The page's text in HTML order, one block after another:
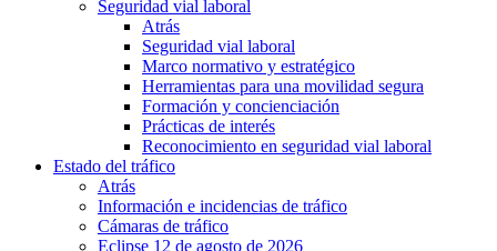
Seguridad vial laboral
Atrás
Seguridad vial laboral
Marco normativo y estratégico
Herramientas para una movilidad segura
Formación y concienciación
Prácticas de interés
Reconocimiento en seguridad vial laboral
Estado del tráfico
Atrás
Información e incidencias de tráfico
Cámaras de tráfico
Eclipse 12 de agosto de 2026